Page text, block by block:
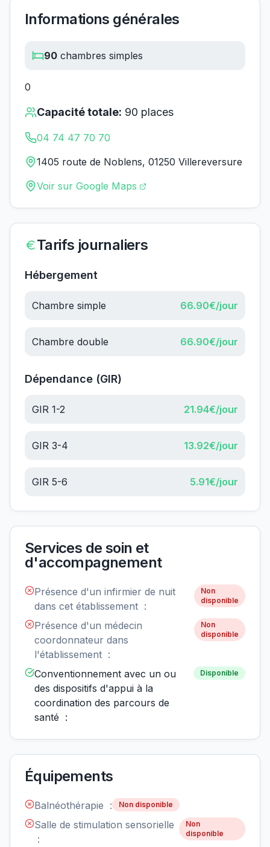
Informations générales
90 chambres simples
0
Capacité totale: 90 places
04 74 47 70 70
1405 route de Noblens, 01250 Villereversure
Voir sur Google Maps
Tarifs journaliers
Hébergement
Chambre simple 66.90€/jour
Chambre double 66.90€/jour
Dépendance (GIR)
GIR 1-2 21.94€/jour
GIR 3-4 13.92€/jour
GIR 5-6 5.91€/jour
Services de soin et
d'accompagnement
Présence d'un infirmier de nuit
dans cet établissement :
Non
disponible
Présence d'un médecin
coordonnateur dans
l'établissement :
Non
disponible
Conventionnement avec un ou
des dispositifs d'appui à la
coordination des parcours de
santé :
Disponible
Équipements
Balnéothérapie : Non disponible
Salle de stimulation sensorielle
:
Non
disponible